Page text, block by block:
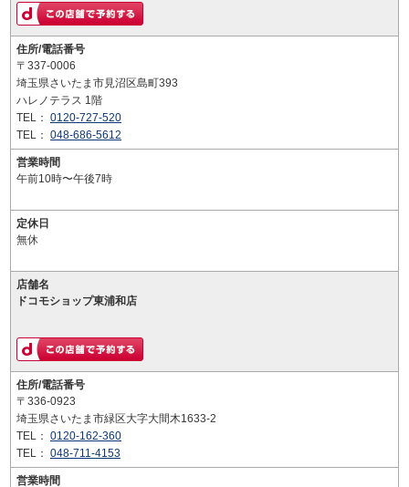
住所/電話番号
〒337-0006
埼玉県さいたま市見沼区島町393
ハレノテラス 1階
TEL： 0120-727-520
TEL： 048-686-5612
営業時間
午前10時〜午後7時
定休日
無休
店舗名
ドコモショップ東浦和店
住所/電話番号
〒336-0923
埼玉県さいたま市緑区大字大間木1633-2
TEL： 0120-162-360
TEL： 048-711-4153
営業時間